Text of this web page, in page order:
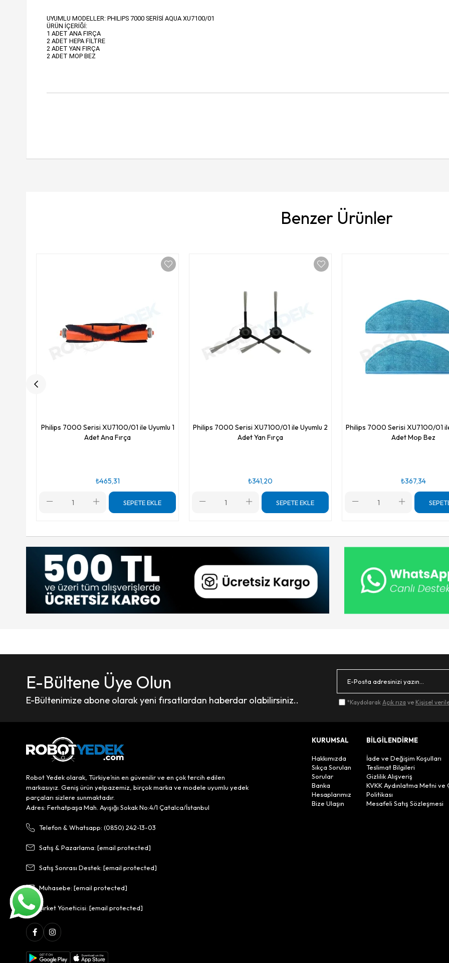
UYUMLU MODELLER: PHILIPS 7000 SERİSİ AQUA XU7100/01
ÜRÜN İÇERİĞİ:
1 ADET ANA FIRÇA
2 ADET HEPA FİLTRE
2 ADET YAN FIRÇA
2 ADET MOP BEZ
Benzer Ürünler
Philips 7000 Serisi XU7100/01 ile Uyumlu 1
Adet Ana Fırça
₺465,31
SEPETE EKLE
Philips 7000 Serisi XU7100/01 ile Uyumlu 2
Adet Yan Fırça
₺341,20
SEPETE EKLE
Philips 7000 Serisi XU7100/01
Adet Mop Bez
₺367,34
E-Bültene Üye Olun
E-Bültenimize abone olarak yeni fırsatlardan haberdar olabilirsiniz.. *Kaydolarak Açık rıza ve Kişisel
Robot Yedek olarak, Türkiye’nin en güvenilir ve en çok tercih edilen
markasıyız. Geniş ürün yelpazemiz, birçok marka ve modele uyumlu yedek
parçaları sizlere sunmaktadır.
Adres: Ferhatpaşa Mah. Ayışığı Sokak No:4/1 Çatalca/İstanbul
Telefon & Whatsapp: (0850) 242-13-03
Satış & Pazarlama: [email protected]
Satış Sonrası Destek: [email protected]
Muhasebe: [email protected]
Şirket Yöneticisi: [email protected]
KURUMSAL
Hakkımızda
Sıkça Sorulan
Sorular
Banka
Hesaplarımız
Bize Ulaşın
BİLGİLENDİRME
İade ve Değişim Koşulları
Teslimat Bilgileri
Gizlilik Alışveriş
KVKK Aydınlatma Metni ve
Politikası
Mesafeli Satış Sözleşmesi